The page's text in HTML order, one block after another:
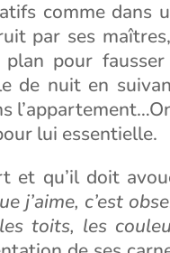
comme dans
par ses
pour fausser
de nuit en
lui essentielle.
et qu’il doit
j’aime, c’est
toits, les